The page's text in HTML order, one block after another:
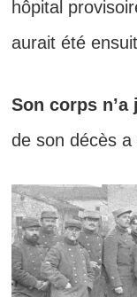
hôpital
aurait été
Son corps
de son décès a